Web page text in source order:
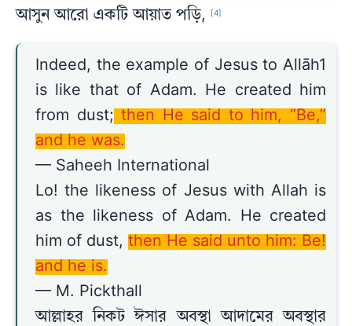
আসুন আরো একটি আয়াত পড়ি, [4]
Indeed, the example of Jesus to Allāh1
is like that of Adam. He created him
from dust; then He said to him, “Be,”
and he was.
— Saheeh International
Lo! the likeness of Jesus with Allah is
as the likeness of Adam. He created
him of dust, then He said unto him: Be!
and he is.
— M. Pickthall
আল্লাহর নিকট ঈসার অবস্থা আদামের অবস্থার